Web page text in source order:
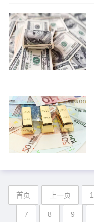
首页 上一页 1
7 8 9